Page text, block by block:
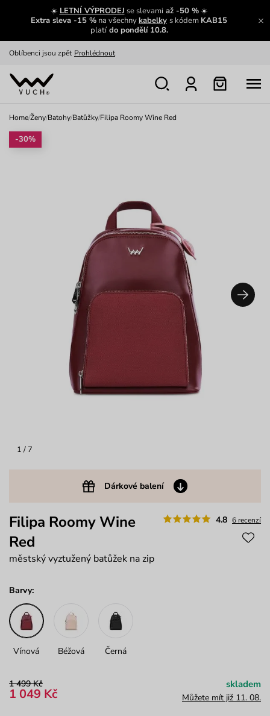
☀️ LETNÍ VÝPRODEJ se slevamiaž -50 %☀️
Extra sleva -15 % na všechnykabelky s kódem KAB15
platído pondělí 10.8.
Výměna a vrácení zdarma Zobrazit
Prohlédnout
Nech se inspirovat Ukázat
Home/Ženy/Batohy/Batůžky/Filipa Roomy Wine Red
1 / 7
Dárkové balení
-30%
4.8 6 recenzí
Filipa Roomy Wine
Red
městský vyztužený batůžek na zip
Barvy:
Vínová Béžová Černá
1 499 Kč
1 049 Kč
skladem
Můžete mít již 11. 08.